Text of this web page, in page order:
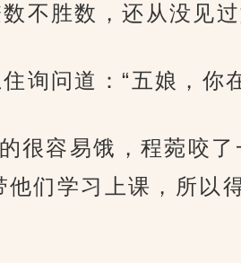
不胜数，还从没见
询问道：“五娘，你
很容易饿，程菀咬
们学习上课，所以